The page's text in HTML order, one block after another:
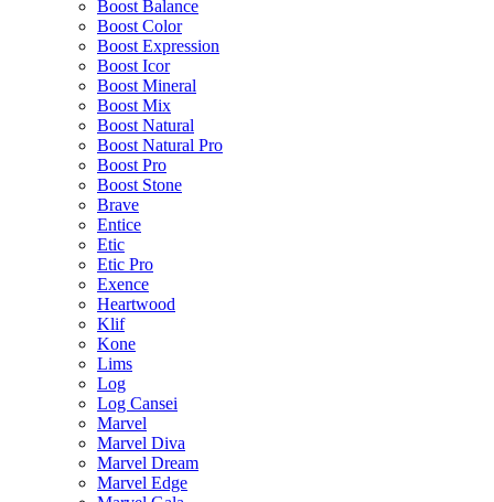
Boost Balance
Boost Color
Boost Expression
Boost Icor
Boost Mineral
Boost Mix
Boost Natural
Boost Natural Pro
Boost Pro
Boost Stone
Brave
Entice
Etic
Etic Pro
Exence
Heartwood
Klif
Kone
Lims
Log
Log Cansei
Marvel
Marvel Diva
Marvel Dream
Marvel Edge